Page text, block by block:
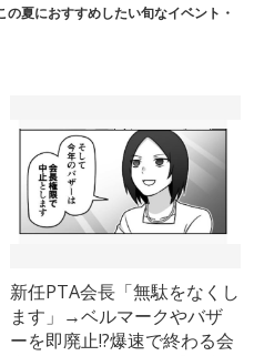
夏におすすめしたい旬なイベント・
新任PTA会長「無駄をなくし
ます」→ベルマークやバザ
ーを即廃止!?爆速で終わる会